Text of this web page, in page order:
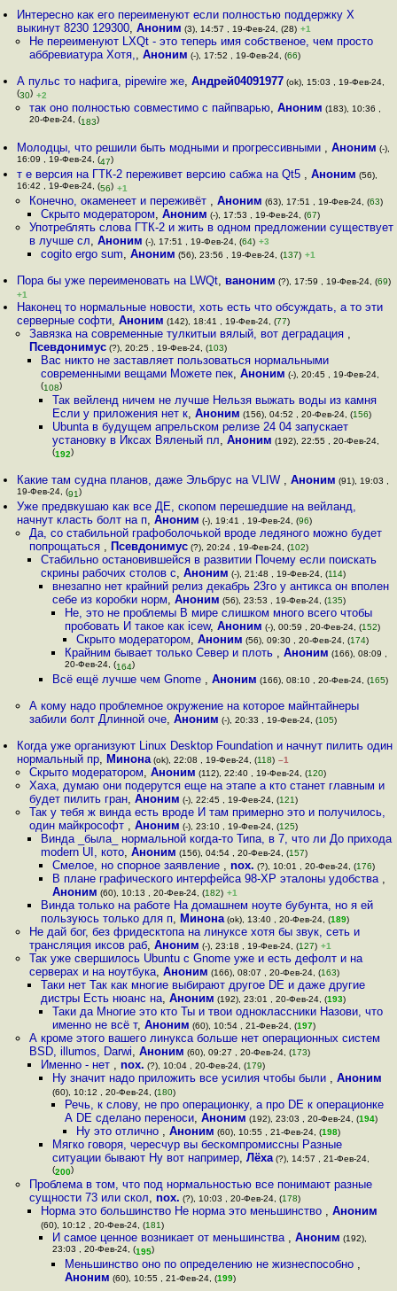
Интересно как его переименуют если полностью поддержку Х
выкинут 8230 129300,Аноним (3), 14:57 , 19-Фев-24, (28) +1
Не переименуют LXQt - это теперь имя собственое, чем просто
аббревиатура Хотя,, Аноним (-), 17:52 , 19-Фев-24, (66)
А пульс то нафига, pipewire же,Андрей04091977 (ok), 15:03 , 19-Фев-24,
(30) +2
так оно полностью совместимо с пайпварью, Аноним (183), 10:36 ,
20-Фев-24, (183)
Молодцы, что решили быть модными и прогрессивными ,Аноним (-),
16:09 , 19-Фев-24, (47)
т е версия на ГТК-2 переживет версию сабжа на Qt5 ,Аноним (56),
16:42 , 19-Фев-24, (56) +1
Конечно, окаменеет и переживёт , Аноним (63), 17:51 , 19-Фев-24, (63)
Скрыто модератором, Аноним (-), 17:53 , 19-Фев-24, (67)
Употреблять слова ГТК-2 и жить в одном предложении существует
в лучше сл, Аноним (-), 17:51 , 19-Фев-24, (64) +3
cogito ergo sum, Аноним (56), 23:56 , 19-Фев-24, (137) +1
Пора бы уже переименовать на LWQt, ваноним (?), 17:59 , 19-Фев-24, (69)
+1
Наконец то нормальные новости, хоть есть что обсуждать, а то эти
серверные софти,Аноним (142), 18:41 , 19-Фев-24, (77)
Завязка на современные тулкитыи вялый, вот деградация ,
Псевдонимус(?), 20:25 , 19-Фев-24, (103)
Вас никто не заставляет пользоваться нормальными
современными вещами Можете пек, Аноним (-), 20:45 , 19-Фев-24,
(108)
Так вейленд ничем не лучше Нельзя выжать воды из камня
Если у приложения нет к,Аноним (156), 04:52 , 20-Фев-24, (156)
Ubunta в будущем апрельском релизе 24 04 запускает
установку в Иксах Вяленый пл,Аноним (192), 22:55 , 20-Фев-24,
(192)
Какие там судна планов, даже Эльбрус на VLIW ,Аноним (91), 19:03 ,
19-Фев-24, (91)
Уже предвкушаю как все ДЕ, скопом перешедшие на вейланд,
начнут класть болт на п,Аноним (-), 19:41 , 19-Фев-24, (96)
Да, со стабильной графоболочькой вроде ледяного можно будет
попрощаться , Псевдонимус(?), 20:24 , 19-Фев-24, (102)
Стабильно остановившейся в развитии Почему если поискать
скрины рабочих столов с, Аноним (-), 21:48 , 19-Фев-24, (114)
внезапно нет крайний релиз декабрь 23го у антикса он вполен
себе из коробки норм,Аноним (56), 23:53 , 19-Фев-24, (135)
Не, это не проблемы В мире слишком много всего чтобы
пробовать И такое как icew, Аноним (-), 00:59 , 20-Фев-24, (152)
Скрыто модератором, Аноним (56), 09:30 , 20-Фев-24, (174)
Крайним бывает только Север и плоть , Аноним (166), 08:09 ,
20-Фев-24, (164)
Всё ещё лучше чем Gnome ,Аноним (166), 08:10 , 20-Фев-24, (165)
А кому надо проблемное окружение на которое майнтайнеры
забили болт Длинной оче, Аноним (-), 20:33 , 19-Фев-24, (105)
Когда уже организуют Linux Desktop Foundation и начнут пилить один
нормальный пр, Минона (ok), 22:08 , 19-Фев-24, (118) –1
Скрыто модератором, Аноним (112), 22:40 , 19-Фев-24, (120)
Хаха, думаю они подерутся еще на этапе а кто станет главным и
будет пилить гран, Аноним (-), 22:45 , 19-Фев-24, (121)
Так у тебя ж винда есть вроде И там примерно это и получилось,
один майкрософт , Аноним (-), 23:10 , 19-Фев-24, (125)
Винда _была_ нормальной когда-то Типа, в 7, что ли До прихода
modern UI, кото, Аноним (156), 04:54 , 20-Фев-24, (157)
Смелое, но спорное заявление ,nox. (?), 10:01 , 20-Фев-24, (176)
В плане графического интерфейса 98-ХР эталоны удобства ,
Аноним (60), 10:13 , 20-Фев-24, (182) +1
Винда только на работе На домашнем ноуте бубунта, но я ей
пользуюсь только для п, Минона(ok), 13:40 , 20-Фев-24, (189)
Не дай бог, без фридесктопа на линуксе хотя бы звук, сеть и
трансляция иксов раб, Аноним (-), 23:18 , 19-Фев-24, (127) +1
Так уже свершилось Ubuntu с Gnome уже и есть дефолт и на
серверах и на ноутбука, Аноним (166), 08:07 , 20-Фев-24, (163)
Таки нет Так как многие выбирают другое DE и даже другие
дистры Есть нюанс на, Аноним (192), 23:01 , 20-Фев-24, (193)
Таки да Многие это кто Ты и твои одноклассники Назови, что
именно не всё т,Аноним (60), 10:54 , 21-Фев-24, (197)
А кроме этого вашего линукса больше нет операционных систем
BSD, illumos, Darwi, Аноним (60), 09:27 , 20-Фев-24, (173)
Именно - нет , nox. (?), 10:04 , 20-Фев-24, (179)
Ну значит надо приложить все усилия чтобы были ,Аноним
(60), 10:12 , 20-Фев-24, (180)
Речь, к слову, не про операционку, а про DE к операционке
А DE сделано переноси, Аноним (192), 23:03 , 20-Фев-24, (194)
Ну это отлично , Аноним (60), 10:55 , 21-Фев-24, (198)
Мягко говоря, чересчур вы бескомпромиссны Разные
ситуации бывают Ну вот например,Лёха (?), 14:57 , 21-Фев-24,
(200)
Проблема в том, что под нормальностью все понимают разные
сущности 73 или скол, nox. (?), 10:03 , 20-Фев-24, (178)
Норма это большинство Не норма это меньшинство , Аноним
(60), 10:12 , 20-Фев-24, (181)
И самое ценное возникает от меньшинства ,Аноним (192),
23:03 , 20-Фев-24, (195)
Меньшинство оно по определению не жизнеспособно ,
Аноним (60), 10:55 , 21-Фев-24, (199)